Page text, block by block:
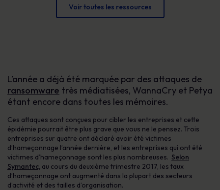
Voir toutes les ressources
L’année a déjà été marquée par des attaques de
ransomware très médiatisées, WannaCry et Petya
étant encore dans toutes les mémoires.
Ces attaques sont conçues pour cibler les entreprises et cette
épidémie pourrait être plus grave que vous ne le pensez. Trois
entreprises sur quatre ont déclaré avoir été victimes
d’hameçonnage l’année dernière, et les entreprises qui ont été
victimes d’hameçonnage sont les plus nombreuses. Selon
Symantec, au cours du deuxième trimestre 2017, les taux
d’hameçonnage ont augmenté dans la plupart des secteurs
d’activité et des tailles d’organisation.